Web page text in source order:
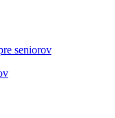
seniorov